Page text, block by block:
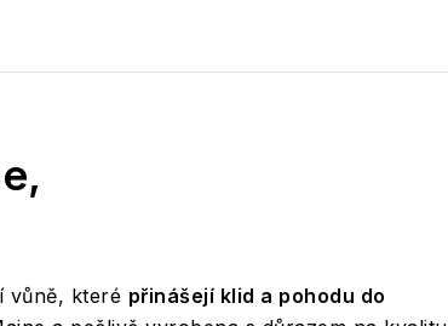
vůně, které přinášejí klid a pohodu do